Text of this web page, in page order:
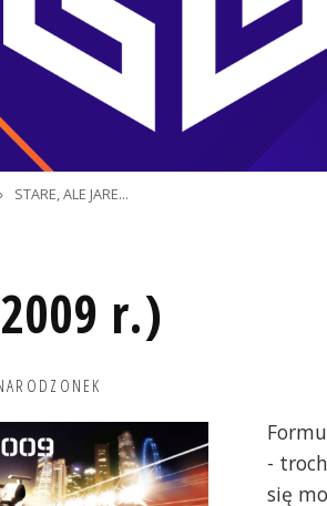
STARE, ALE JARE...
r.)
-
się